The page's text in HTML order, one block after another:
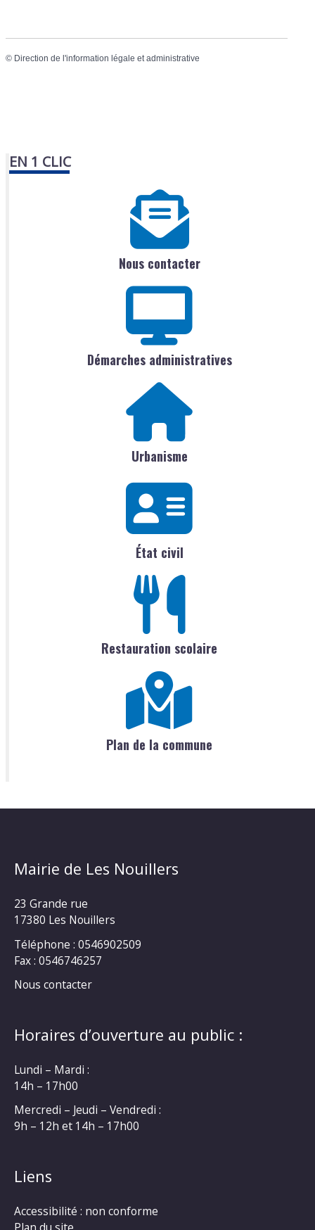
© Direction de l'information légale et administrative
EN 1 CLIC
Nous contacter
Démarches administratives
Urbanisme
État civil
Restauration scolaire
Plan de la commune
Mairie de Les Nouillers
23 Grande rue
17380 Les Nouillers
Téléphone : 0546902509
Fax : 0546746257
Nous contacter
Horaires d’ouverture au public :
Lundi – Mardi :
14h – 17h00
Mercredi – Jeudi – Vendredi :
9h – 12h et 14h – 17h00
Liens
Accessibilité : non conforme